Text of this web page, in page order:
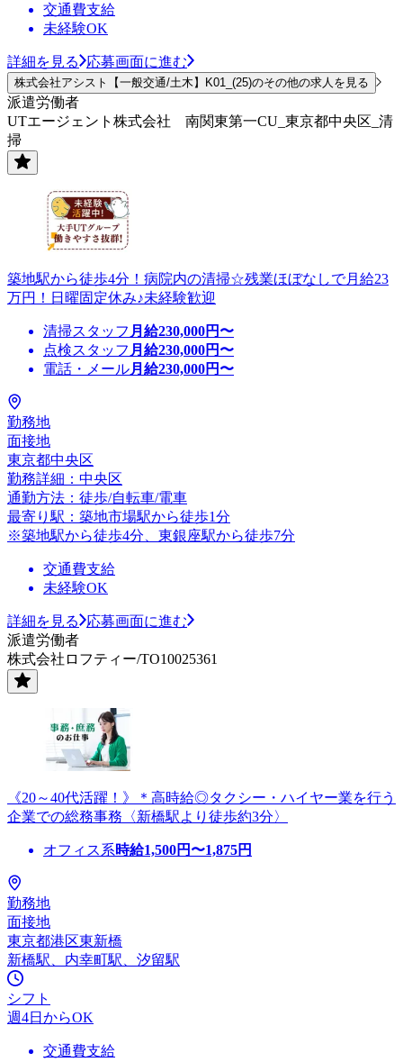
交通費支給
未経験OK
詳細を見る 応募画面に進む
株式会社アシスト【一般交通/土木】K01_(25)のその他の求人を見る
派遣労働者
UTエージェント株式会社 南関東第一CU_東京都中央区_清
掃
築地駅から徒歩4分！病院内の清掃☆残業ほぼなしで月給23
万円！日曜固定休み♪未経験歓迎
清掃スタッフ 月給230,000円〜
点検スタッフ 月給230,000円〜
電話・メール月給230,000円〜
勤務地
面接地
東京都中央区
勤務詳細：中央区
通勤方法：徒歩/自転車/電車
最寄り駅：築地市場駅から徒歩1分
※築地駅から徒歩4分、東銀座駅から徒歩7分
交通費支給
未経験OK
詳細を見る
応募画面に進む
派遣労働者
株式会社ロフティー/TO10025361
《20～40代活躍！》＊高時給◎タクシー・ハイヤー業を行う
企業での総務事務〈新橋駅より徒歩約3分〉
オフィス系時給1,500円〜1,875円
勤務地
面接地
東京都港区東新橋
新橋駅、内幸町駅、汐留駅
シフト
週4日からOK
交通費支給